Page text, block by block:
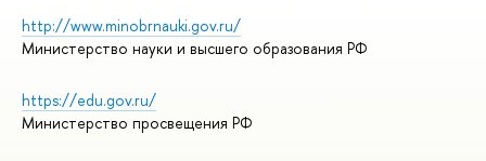
http://www.minobrnauki.gov.ru/
Министерство науки и высшего образования РФ
https://edu.gov.ru/
Министерство просвещения РФ